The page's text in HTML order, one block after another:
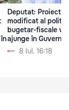
Deputat: Proiectul
modificat al
bugetar-fiscale va
ajunge în Guvern
8 Iul. 16:18